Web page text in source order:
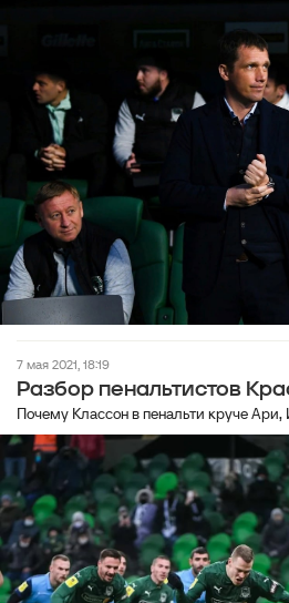
7 мая 2021, 18:19
Разбор пенальтистов
Почему Классон в пенальти круче Ари,